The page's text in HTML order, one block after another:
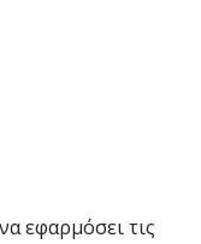
εφαρμόσει τις